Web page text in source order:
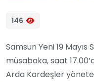
146
Samsun Yeni 19 Mayıs
müsabaka, saat
Arda Kardeşler